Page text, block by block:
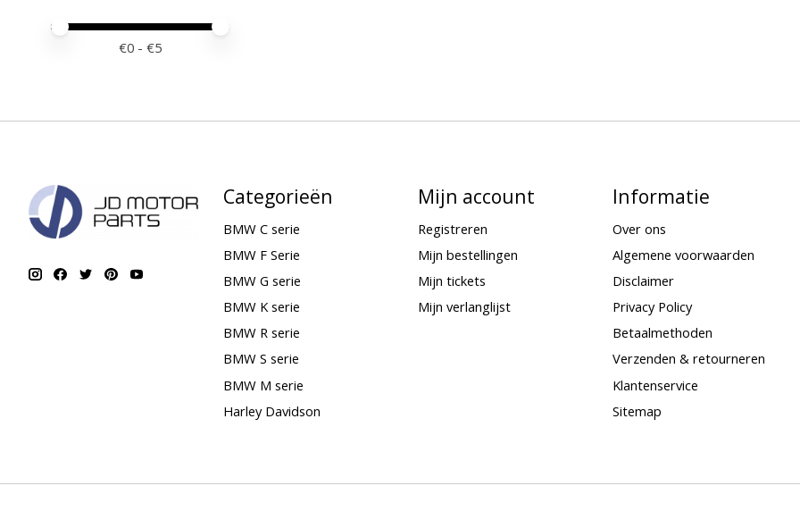
Minimale prijswaarde
Price maximum value
€0 - €5
Categorieën
BMW C serie
BMW F Serie
BMW G serie
BMW K serie
BMW R serie
BMW S serie
BMW M serie
Harley Davidson
Mijn account
Registreren
Mijn bestellingen
Mijn tickets
Mijn verlanglijst
Informatie
Over ons
Algemene voorwaarden
Disclaimer
Privacy Policy
Betaalmethoden
Verzenden & retourneren
Klantenservice
Sitemap